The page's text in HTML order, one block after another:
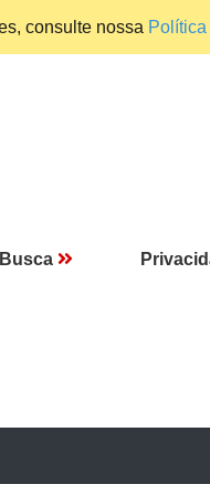
consulte nossa
Busca